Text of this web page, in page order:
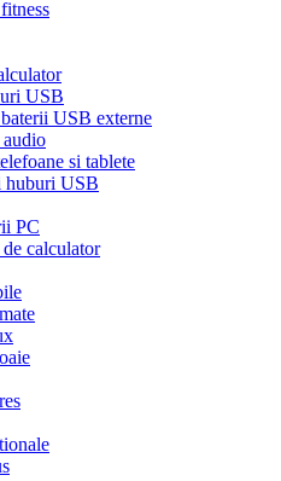
USB
USB externe
si tablete
huburi USB
PC
calculator